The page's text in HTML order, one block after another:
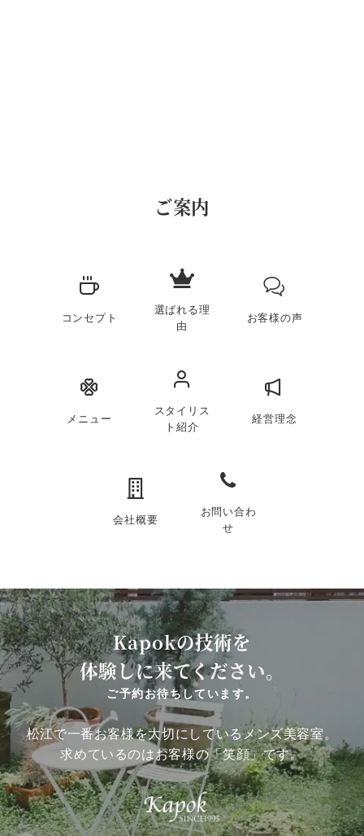
ご案内
コンセプト
選ばれる理
由
お客様の声
メニュー
スタイリス
ト紹介
経営理念
会社概要
お問い合わ
せ
Kapokの技術を
体験しに来てください。
ご予約お待ちしています。
松江で一番お客様を大切にしているメンズ美容室。
求めているのはお客様の「笑顔」です。